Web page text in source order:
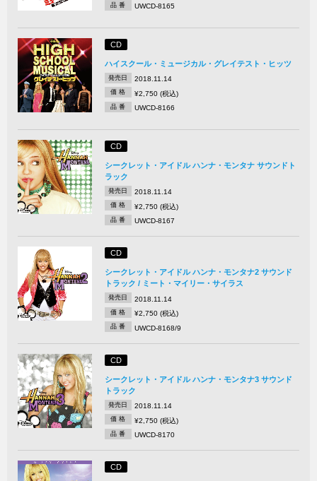
品 番 UWCD-8165
CD
ハイスクール・ミュージカル・グレイテスト・ヒッツ
発売日 2018.11.14
価 格 ¥2,750 (税込)
品 番 UWCD-8166
CD
シークレット・アイドル ハンナ・モンタナ サウンドト
ラック
発売日 2018.11.14
価 格 ¥2,750 (税込)
品 番 UWCD-8167
CD
シークレット・アイドル ハンナ・モンタナ2 サウンド
トラック / ミート・マイリー・サイラス
発売日 2018.11.14
価 格 ¥2,750 (税込)
品 番 UWCD-8168/9
CD
シークレット・アイドル ハンナ・モンタナ3 サウンド
トラック
発売日 2018.11.14
価 格 ¥2,750 (税込)
品 番 UWCD-8170
CD